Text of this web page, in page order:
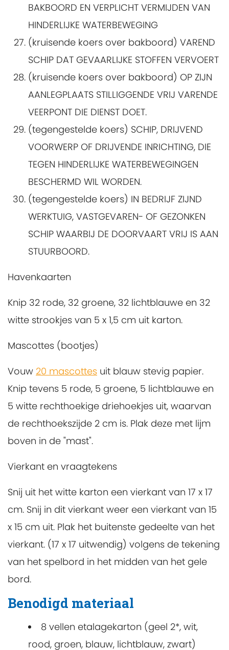
BAKBOORD EN VERPLICHT VERMIJDEN VAN
HINDERLIJKE WATERBEWEGING
(kruisende koers over bakboord) VAREND
SCHIP DAT GEVAARLIJKE STOFFEN VERVOERT
(kruisende koers over bakboord) OP ZIJN
AANLEGPLAATS STILLIGGENDE VRIJ VARENDE
VEERPONT DIE DIENST DOET.
(tegengestelde koers) SCHIP, DRIJVEND
VOORWERP OF DRIJVENDE INRICHTING, DIE
TEGEN HINDERLIJKE WATERBEWEGINGEN
BESCHERMD WIL WORDEN.
(tegengestelde koers) IN BEDRIJF ZIJND
WERKTUIG, VASTGEVAREN- OF GEZONKEN
SCHIP WAARBIJ DE DOORVAART VRIJ IS AAN
STUURBOORD.
Havenkaarten
Knip 32 rode, 32 groene, 32 lichtblauwe en 32
witte strookjes van 5 x 1,5 cm uit karton.
Mascottes (bootjes)
Vouw 20 mascottes uit blauw stevig papier.
Knip tevens 5 rode, 5 groene, 5 lichtblauwe en
5 witte rechthoekige driehoekjes uit, waarvan
de rechthoekszijde 2 cm is. Plak deze met lijm
boven in de "mast".
Vierkant en vraagtekens
Snij uit het witte karton een vierkant van 17 x 17
cm. Snij in dit vierkant weer een vierkant van 15
x 15 cm uit. Plak het buitenste gedeelte van het
vierkant. (17 x 17 uitwendig) volgens de tekening
van het spelbord in het midden van het gele
bord.
Benodigd materiaal
8 vellen etalagekarton (geel 2*, wit,
rood, groen, blauw, lichtblauw, zwart)